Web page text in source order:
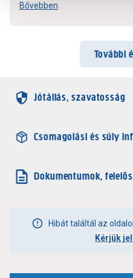
Bővebben
További
Jótállás, szavatosság
Csomagolási és súly
Dokumentumok,
Hibát találtál az
Kérjük